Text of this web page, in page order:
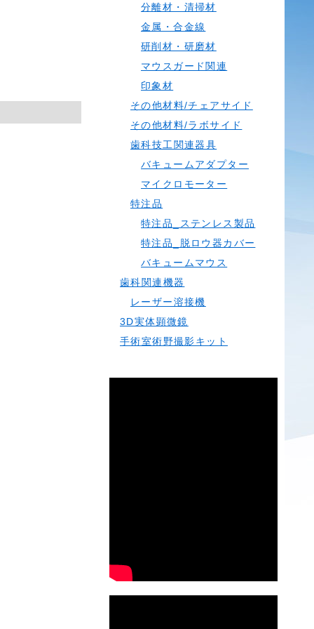
分離材・清掃材
金属・合金線
研削材・研磨材
マウスガード関連
印象材
その他材料/チェアサイド
その他材料/ラボサイド
歯科技工関連器具
バキュームアダプター
マイクロモーター
特注品
特注品_ステンレス製品
特注品_脱ロウ器カバー
バキュームマウス
歯科関連機器
レーザー溶接機
3D実体顕微鏡
手術室術野撮影キット